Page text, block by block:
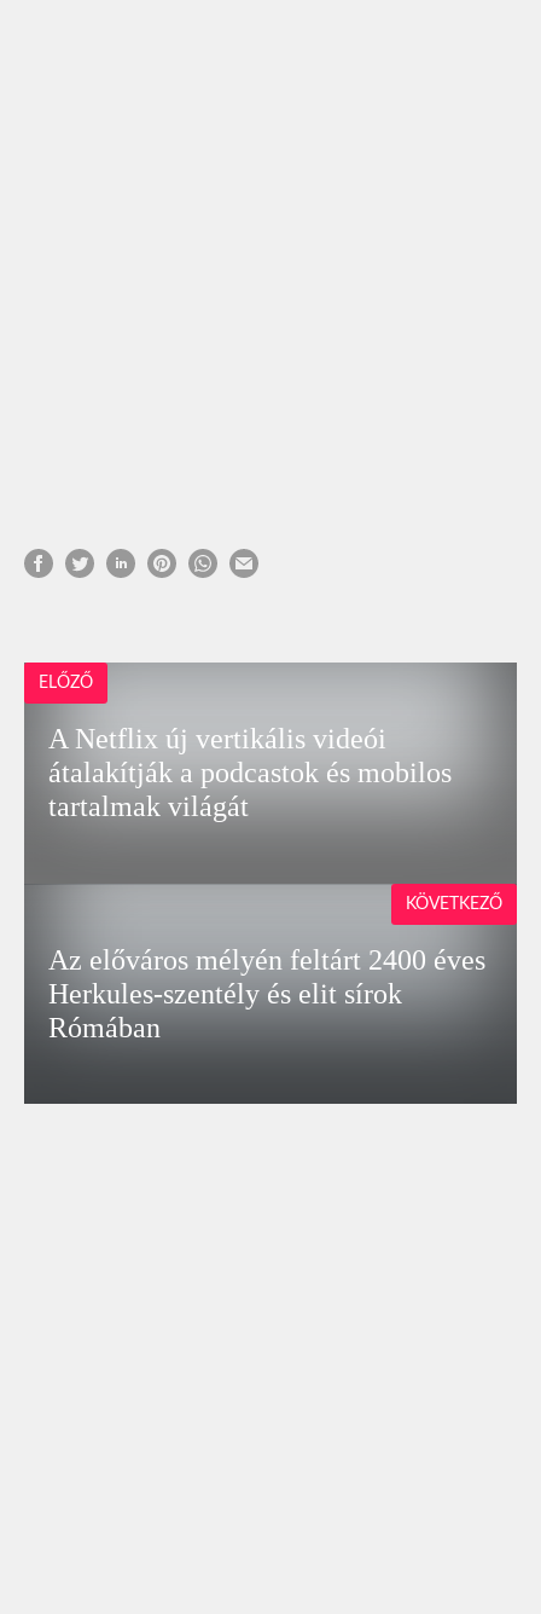
ELŐZŐ
A Netflix új vertikális videói
átalakítják a podcastok és mobilos
tartalmak világát
Az előváros mélyén feltárt 2400 éves
Herkules-szentély és elit sírok
Rómában
KÖVETKEZŐ